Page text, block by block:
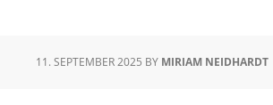
11. SEPTEMBER 2025 BY MIRIAM NEIDHARDT